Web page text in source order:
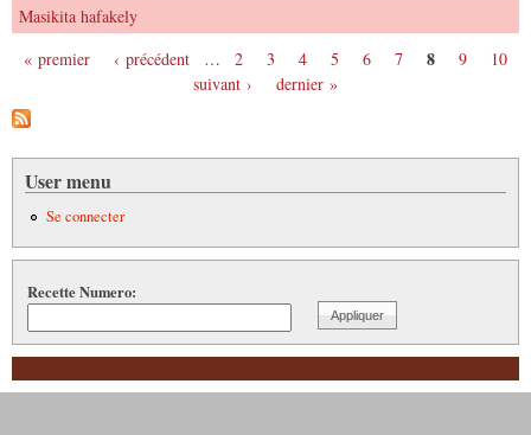
Masikita hafakely
Pages
« premier ‹ précédent … 2 3 4 5 6 7 8 9
10
suivant ›
dernier »
User menu
Se connecter
Recette Numero: